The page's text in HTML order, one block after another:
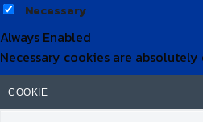
Necessary
Always Enabled
Necessary cookies are
COOKIE